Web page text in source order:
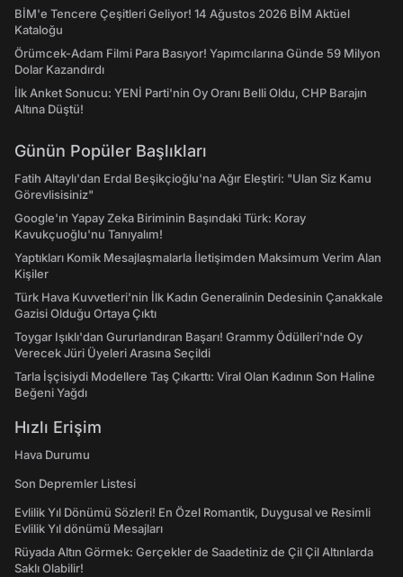
BİM'e Tencere Çeşitleri Geliyor! 14 Ağustos 2026 BİM Aktüel
Kataloğu
Örümcek-Adam Filmi Para Basıyor! Yapımcılarına Günde 59 Milyon
Dolar Kazandırdı
İlk Anket Sonucu: YENİ Parti'nin Oy Oranı Belli Oldu, CHP Barajın
Altına Düştü!
Günün Popüler Başlıkları
Fatih Altaylı'dan Erdal Beşikçioğlu'na Ağır Eleştiri: "Ulan Siz Kamu
Görevlisisiniz"
Google'ın Yapay Zeka Biriminin Başındaki Türk: Koray
Kavukçuoğlu'nu Tanıyalım!
Yaptıkları Komik Mesajlaşmalarla İletişimden Maksimum Verim Alan
Kişiler
Türk Hava Kuvvetleri'nin İlk Kadın Generalinin Dedesinin Çanakkale
Gazisi Olduğu Ortaya Çıktı
Toygar Işıklı'dan Gururlandıran Başarı! Grammy Ödülleri'nde Oy
Verecek Jüri Üyeleri Arasına Seçildi
Tarla İşçisiydi Modellere Taş Çıkarttı: Viral Olan Kadının Son Haline
Beğeni Yağdı
Hızlı Erişim
Hava Durumu
Son Depremler Listesi
Evlilik Yıl Dönümü Sözleri! En Özel Romantik, Duygusal ve Resimli
Evlilik Yıl dönümü Mesajları
Rüyada Altın Görmek: Gerçekler de Saadetiniz de Çil Çil Altınlarda
Saklı Olabilir!